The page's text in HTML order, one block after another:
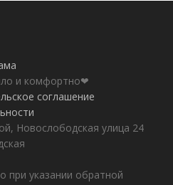
и комфортно❤
соглашение
Новослободская улица 24
при указании обратной